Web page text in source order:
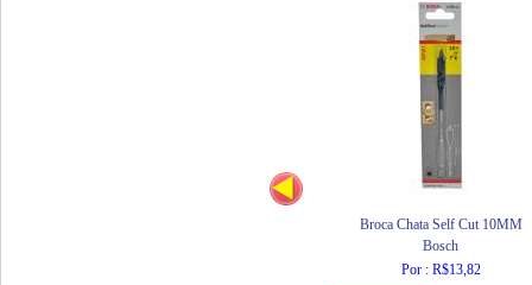
Broca Chata Self Cut 10MM
Bosch
Por : R$13,82